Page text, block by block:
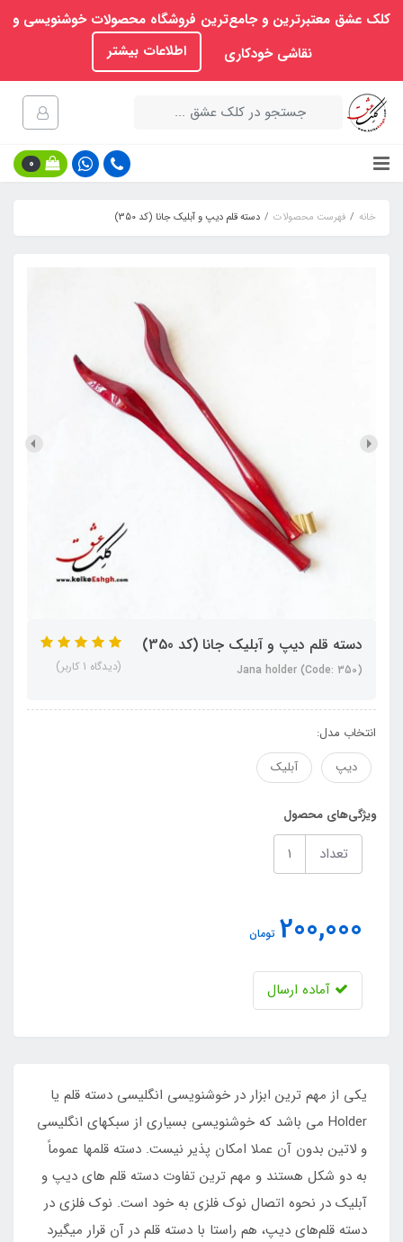
کلک عشق معتبرترین و جامع‌ترین فروشگاه محصولات خوشنویسی و
نقاشی خودکاری
اطلاعات بیشتر
0
خانه فهرست محصولات دسته قلم دیپ و آبلیک جانا (کد 350)
دسته قلم دیپ و آبلیک جانا (کد 350)
Jana holder (Code: 350) (دیدگاه 1 کاربر)
انتخاب مدل:
دیپ
آبلیک
ویژگی‌های محصول
تعداد
200,000 تومان
آماده ارسال
یکی از مهم ترین ابزار در خوشنویسی انگلیسی دسته قلم یا
Holder می باشد که خوشنویسی بسیاری از سبکهای انگلیسی
و لاتین بدون آن عملا امکان پذیر نیست. دسته قلمها عموماً
به دو شکل هستند و مهم ترین تفاوت دسته قلم های دیپ و
آبلیک در نحوه اتصال نوک فلزی به خود است. نوک فلزی در
دسته قلم‌های دیپ، هم راستا با دسته قلم در آن قرار میگیرد